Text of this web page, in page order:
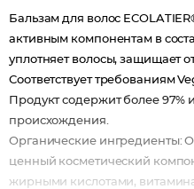
Бальзам для волос
активным компонентам в
уплотняет волосы, защищает
Соответствует требованиям
Продукт содержит более 97%
происхождения.
Органические ингредиенты:
ценный косметический
жирными кислотами,